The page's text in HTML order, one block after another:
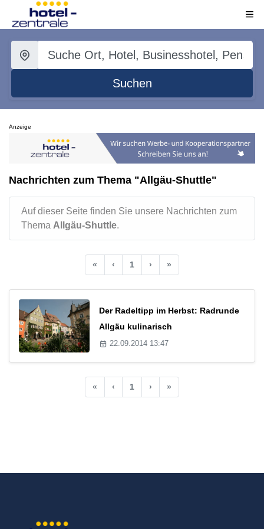
Suchen
Anzeige
Nachrichten zum Thema "Allgäu-Shuttle"
Auf dieser Seite finden Sie unsere Nachrichten zum
Thema Allgäu-Shuttle.
« ‹ 1 › »
Der Radeltipp im Herbst: Radrunde
Allgäu kulinarisch
22.09.2014 13:47
« ‹ 1 › »